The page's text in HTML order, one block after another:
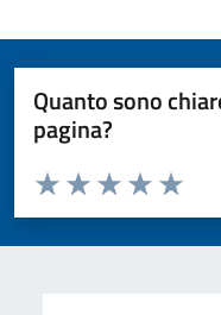
Quanto sono
pagina?
Valuta da 1 a 5 stelle la
Valuta
Valuta 4
Valuta 3 stelle
Valuta 2 stelle su 5
Valuta 1 stelle su 5